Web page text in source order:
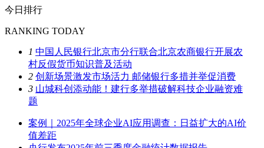
今日排行
RANKING TODAY
1 中国人民银行北京市分行联合北京农商银行开展农
村反假货币知识普及活动
2 创新场景激发市场活力 邮储银行多措并举促消费
3 山城科创添动能！建行多举措破解科技企业融资难
题
案例｜2025年全球企业AI应用调查：日益扩大的AI价
值差距